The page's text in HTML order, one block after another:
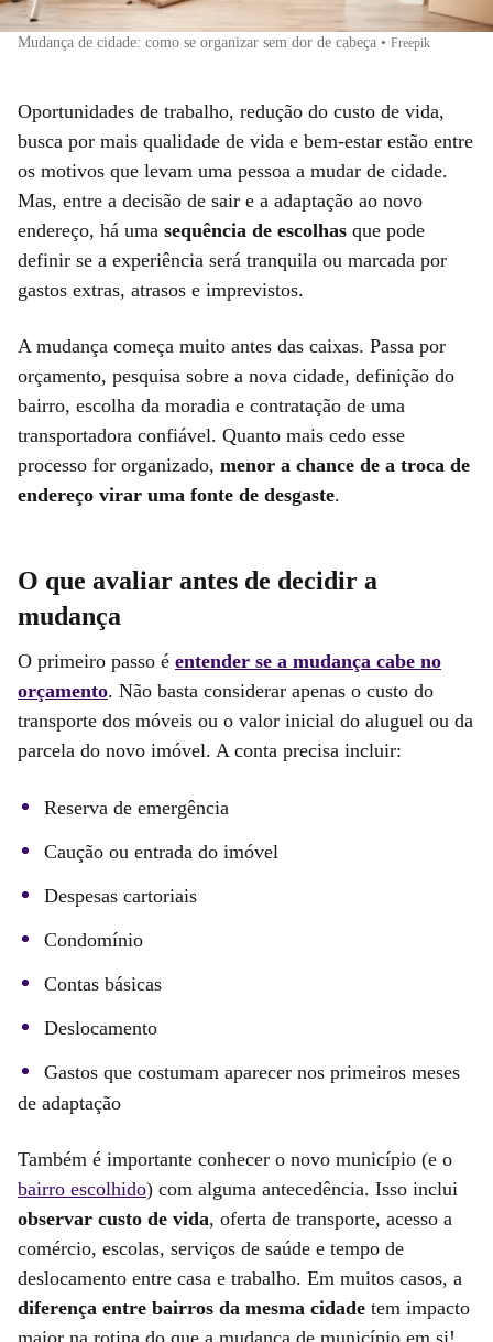
Mudança de cidade: como se organizar sem dor de cabeça • Freepik
Oportunidades de trabalho, redução do custo de vida,
busca por mais qualidade de vida e bem-estar estão entre
os motivos que levam uma pessoa a mudar de cidade.
Mas, entre a decisão de sair e a adaptação ao novo
endereço, há uma sequência de escolhas que pode
definir se a experiência será tranquila ou marcada por
gastos extras, atrasos e imprevistos.
A mudança começa muito antes das caixas. Passa por
orçamento, pesquisa sobre a nova cidade, definição do
bairro, escolha da moradia e contratação de uma
transportadora confiável. Quanto mais cedo esse
processo for organizado, menor a chance de a troca de
endereço virar uma fonte de desgaste.
O que avaliar antes de decidir a
mudança
O primeiro passo é entender se a mudança cabe no
orçamento. Não basta considerar apenas o custo do
transporte dos móveis ou o valor inicial do aluguel ou da
parcela do novo imóvel. A conta precisa incluir:
Reserva de emergência
Caução ou entrada do imóvel
Despesas cartoriais
Condomínio
Contas básicas
Deslocamento
Gastos que costumam aparecer nos primeiros meses
de adaptação
Também é importante conhecer o novo município (e o
bairro escolhido) com alguma antecedência. Isso inclui
observar custo de vida, oferta de transporte, acesso a
comércio, escolas, serviços de saúde e tempo de
deslocamento entre casa e trabalho. Em muitos casos, a
diferença entre bairros da mesma cidade tem impacto